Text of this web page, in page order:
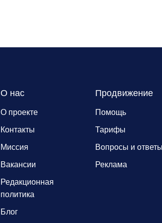
О нас
О проекте
Контакты
Миссия
Вакансии
Редакционная
политика
Блог
Продвижение
Помощь
Тарифы
Вопросы и ответы
Реклама